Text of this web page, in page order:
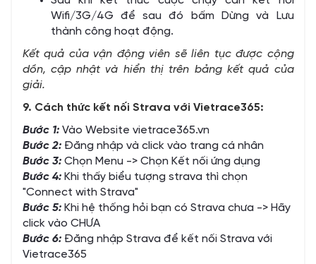
Wifi/3G/4G để sau đó bấm Dừng và Lưu
thành công hoạt động.
Kết quả của vận động viên sẽ liên tục được cộng
dồn, cập nhật và hiển thị trên bảng kết quả của
giải.
9. Cách thức kết nối Strava với Vietrace365:
Bước 1:Vào Website vietrace365.vn
Bước 2:Đăng nhập và click vào trang cá nhân
Bước 3: Chọn Menu -> Chọn Kết nối ứng dụng
Bước 4: Khi thấy biểu tượng strava thì chọn
"Connect with Strava"
Bước 5:Khi hệ thống hỏi bạn có Strava chưa -> Hãy
click vào CHƯA
Bước 6:Đăng nhập Strava để kết nối Strava với
Vietrace365